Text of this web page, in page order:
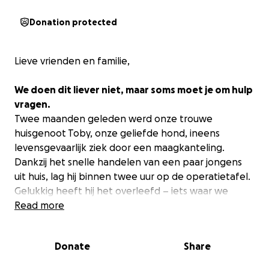
Donation protected
Lieve vrienden en familie,
We doen dit liever niet, maar soms moet je om hulp
vragen.
Twee maanden geleden werd onze trouwe
huisgenoot Toby, onze geliefde hond, ineens
levensgevaarlijk ziek door een maagkanteling.
Dankzij het snelle handelen van een paar jongens
uit huis, lag hij binnen twee uur op de operatietafel.
Gelukkig heeft hij het overleefd – iets waar we
ontzettend dankbaar voor zijn.
bittere nasleep: onze verzekering dekt de kosten
Read more
Donate Share